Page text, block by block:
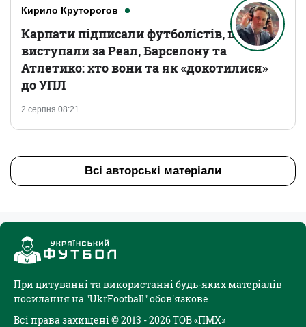
Кирило Круторогов
2 серпня 08:21
Карпати підписали футболістів, що
виступали за Реал, Барселону та
Атлетико: хто вони та як «докотилися»
до УПЛ
Всі авторські матеріали
При цитуванні та використанні будь-яких матеріалів
посилання на "UkrFootball" обов'язкове
Всі права захищені © 2013 - 2026 ТОВ «ПМХ»